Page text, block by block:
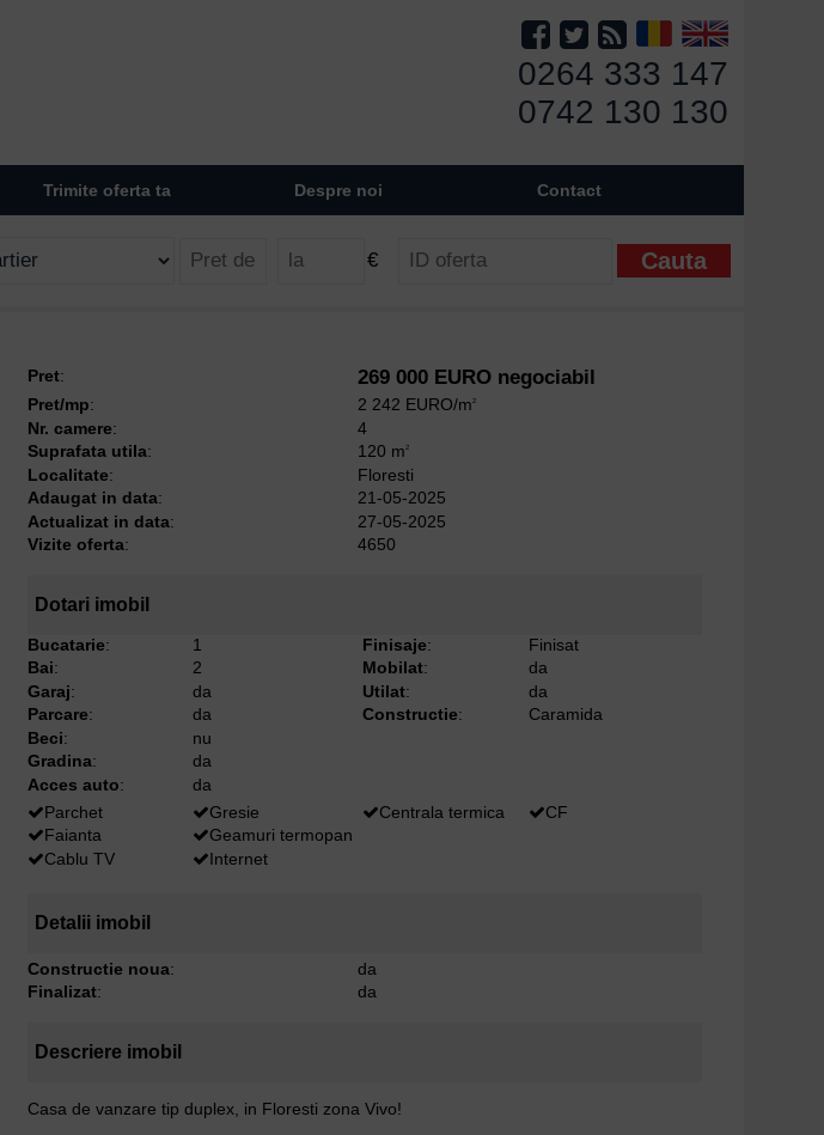
0264 333 147
0742 130 130
Trimite oferta ta Despre noi Contact
€
Pret: 269 000 EURO negociabil
Pret/mp: 2 242 EURO/m2
Nr. camere:
4
Suprafata utila: 120 m2
Localitate:
Floresti
Adaugat in data:
21-05-2025
Actualizat in data:
27-05-2025
Vizite oferta: 4650
Dotari imobil
Bucatarie:
1
Bai:
2
Garaj:
da
Parcare:
da
Beci:
nu
Gradina:
da
Acces auto: da
Finisaje:
Finisat
Mobilat:
da
Utilat:
da
Constructie: Caramida
Parchet
Gresie
Faianta
Geamuri termopan
Cablu TV
Internet
Centrala termica CF
Detalii imobil
Constructie noua:
da
Finalizat: da
Descriere imobil
Casa de vanzare tip duplex, in Floresti zona Vivo!